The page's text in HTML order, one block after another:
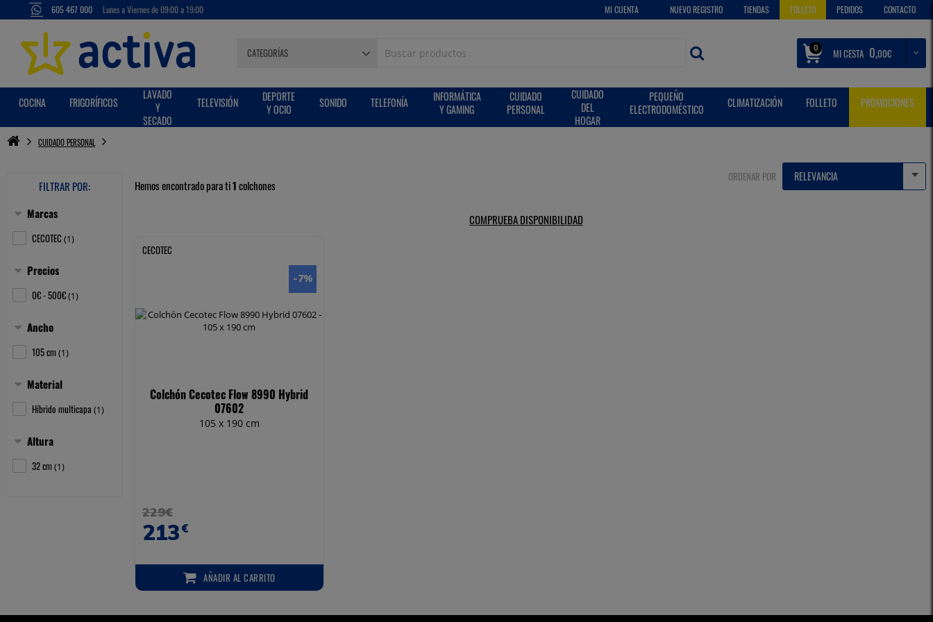
605 467 000 Lunes a Viernes de 09:00 a 19:00 MI CUENTA NUEVO REGISTRO TIENDAS FOLLETO PEDIDOS CONTACTO
0 MI CESTA 0,00€
COCINA FRIGORÍFICOS
LAVADO
Y
SECADO
TELEVISIÓN
DEPORTE
Y OCIO
SONIDO TELEFONÍA
INFORMÁTICA
Y GAMING
CUIDADO
PERSONAL
CUIDADO
DEL
HOGAR
PEQUEÑO
ELECTRODOMÉSTICO
CLIMATIZACIÓN FOLLETO PROMOCIONES
CUIDADO PERSONAL
FILTRAR POR:
Marcas
CECOTEC (1)
Precios
0€ - 500€(1)
Ancho
105 cm (1)
Material
Híbrido multicapa (1)
Altura
32 cm (1)
ORDENAR POR
Hemos encontrado para ti1colchones
COMPRUEBA DISPONIBILIDAD
CECOTEC
-7%
Colchón Cecotec Flow 8990 Hybrid
07602
105 x 190 cm
229€
213€
AÑADIR AL CARRITO